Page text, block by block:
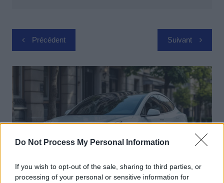
Do Not Process My Personal Information
If you wish to opt-out of the sale, sharing to third parties, or
processing of your personal or sensitive information for
Navigation
de
l’article
Précédent Suivant